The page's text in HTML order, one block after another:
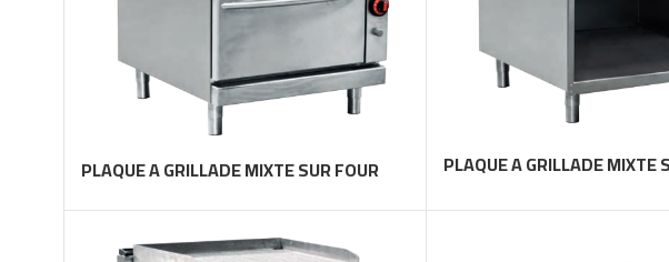
PLAQUE A GRILLADE MIXTE SUR FOUR PLAQUE A GRILLADE MIXTE
PLACARD